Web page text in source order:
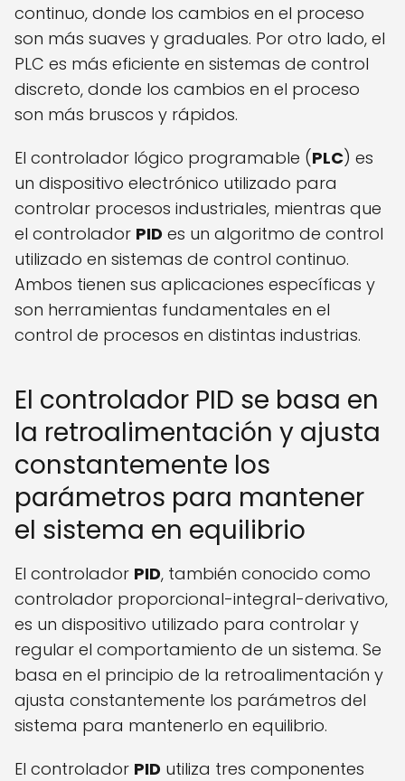
continuo, donde los cambios en el proceso
son más suaves y graduales. Por otro lado, el
PLC es más eficiente en sistemas de control
discreto, donde los cambios en el proceso
son más bruscos y rápidos.
El controlador lógico programable (PLC) es
un dispositivo electrónico utilizado para
controlar procesos industriales, mientras que
el controlador PID es un algoritmo de control
utilizado en sistemas de control continuo.
Ambos tienen sus aplicaciones específicas y
son herramientas fundamentales en el
control de procesos en distintas industrias.
El controlador PID se basa en
la retroalimentación y ajusta
constantemente los
parámetros para mantener
el sistema en equilibrio
El controlador PID, también conocido como
controlador proporcional-integral-derivativo,
es un dispositivo utilizado para controlar y
regular el comportamiento de un sistema. Se
basa en el principio de la retroalimentación y
ajusta constantemente los parámetros del
sistema para mantenerlo en equilibrio.
El controlador PID utiliza tres componentes